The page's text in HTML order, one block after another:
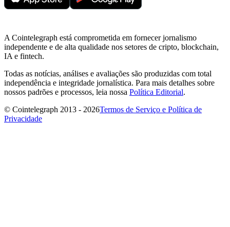
A Cointelegraph está comprometida em fornecer jornalismo
independente e de alta qualidade nos setores de cripto, blockchain,
IA e fintech.
Todas as notícias, análises e avaliações são produzidas com total
independência e integridade jornalística. Para mais detalhes sobre
nossos padrões e processos, leia nossa Política Editorial.
© Cointelegraph 2013 - 2026Termos de Serviço e Política de
Privacidade